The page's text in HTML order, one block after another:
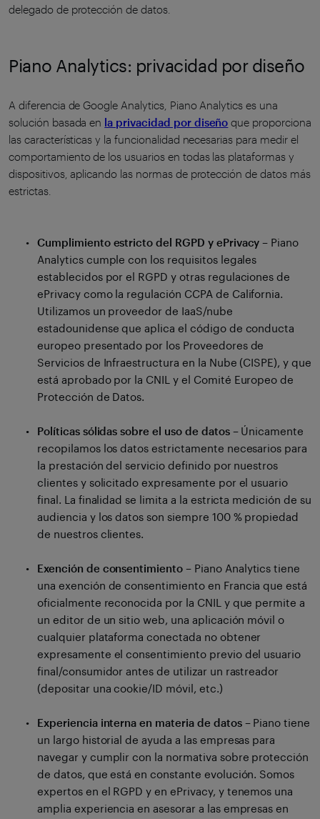
delegado de protección de datos.
Piano Analytics: privacidad por diseño
A diferencia de Google Analytics, Piano Analytics es una
solución basada en la privacidad por diseño que proporciona
las características y la funcionalidad necesarias para medir el
comportamiento de los usuarios en todas las plataformas y
dispositivos, aplicando las normas de protección de datos más
estrictas.
Cumplimiento estricto del RGPD y ePrivacy – Piano
Analytics cumple con los requisitos legales
establecidos por el RGPD y otras regulaciones de
ePrivacy como la regulación CCPA de California.
Utilizamos un proveedor de IaaS/nube
estadounidense que aplica el código de conducta
europeo presentado por los Proveedores de
Servicios de Infraestructura en la Nube (CISPE), y que
está aprobado por la CNIL y el Comité Europeo de
Protección de Datos.
Políticas sólidas sobre el uso de datos– Únicamente
recopilamos los datos estrictamente necesarios para
la prestación del servicio definido por nuestros
clientes y solicitado expresamente por el usuario
final. La finalidad se limita a la estricta medición de su
audiencia y los datos son siempre 100 % propiedad
de nuestros clientes.
Exención de consentimiento – Piano Analytics tiene
una exención de consentimiento en Francia que está
oficialmente reconocida por la CNIL y que permite a
un editor de un sitio web, una aplicación móvil o
cualquier plataforma conectada no obtener
expresamente el consentimiento previo del usuario
final/consumidor antes de utilizar un rastreador
(depositar una cookie/ID móvil, etc.)
Experiencia interna en materia de datos– Piano tiene
un largo historial de ayuda a las empresas para
navegar y cumplir con la normativa sobre protección
de datos, que está en constante evolución. Somos
expertos en el RGPD y en ePrivacy, y tenemos una
amplia experiencia en asesorar a las empresas en